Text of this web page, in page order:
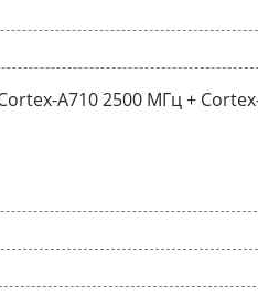
A710 2500 МГц +